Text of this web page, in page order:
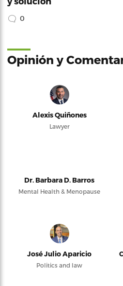
0
Opinión y
Alexis Quiñones
Lawyer
Dr. Barbara D. Barros
Mental Health & Menopause
José Julio Aparicio
Politics and law